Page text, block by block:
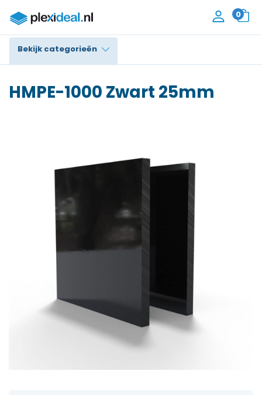
0
Bekijk categorieën
Polyethyleen
PVC Schuim
Accessoires
HMPE-1000 Zwart 25mm